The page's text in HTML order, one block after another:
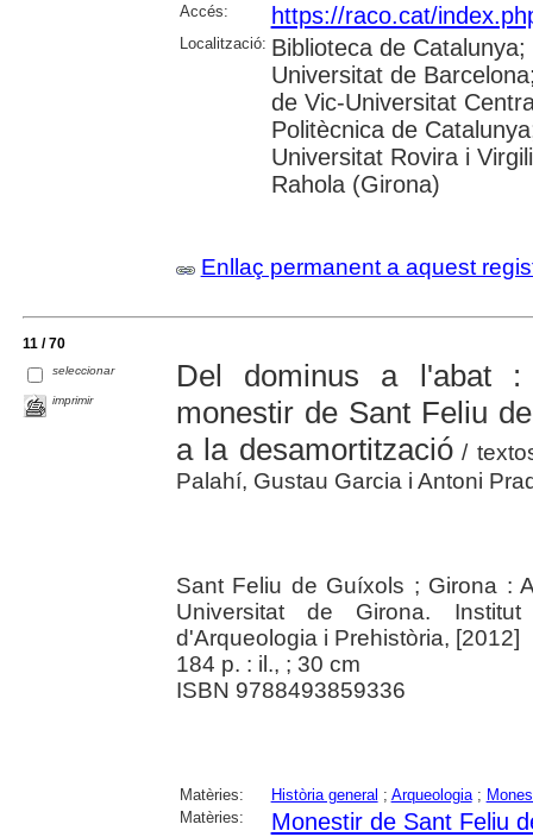
Accés: https://raco.cat/
Localització: Biblioteca de
Universitat de
de Vic-Universitat
Politècnica de
Universitat Rovira i
Rahola (Girona)
Enllaç permanent a aquest
11 / 70
seleccionar
imprimir
Del dominus a l'abat
monestir de Sant Feliu
a la desamortització/
Palahí, Gustau Garcia i Antoni
Sant Feliu de Guíxols ; Girona :
Universitat de Girona.
d'Arqueologia i Prehistòria, [2012]
184 p. : il., ; 30 cm
ISBN 9788493859336
Matèries: Història general ; Arqueologia;
Matèries:
Monestir de Sant Feliu